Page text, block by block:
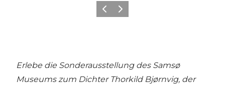
ZurückWeiter
Erlebe die Sonderausstellung des Samsø
Museums zum Dichter Thorkild Bjørnvig, der